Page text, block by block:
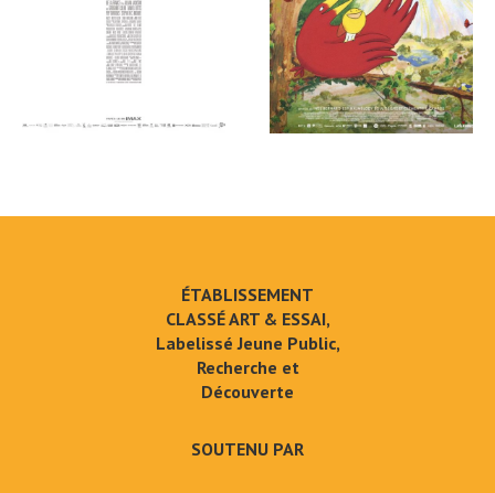
ÉTABLISSEMENT
CLASSÉ ART & ESSAI,
Labelissé Jeune Public,
Recherche et
Découverte
SOUTENU PAR